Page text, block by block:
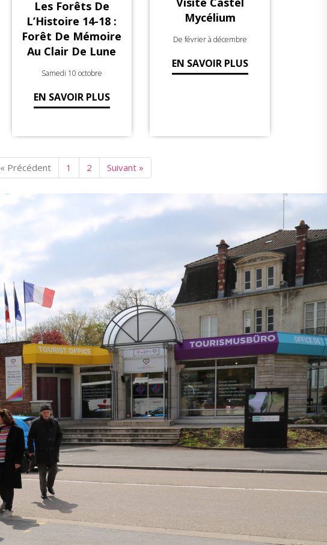
Les Forêts De
L’Histoire 14-18 :
Forêt De Mémoire
Au Clair De Lune
Samedi 10 octobre
EN SAVOIR PLUS
Mycélium
De février à décembre
EN SAVOIR PLUS
« Précédent 1 2 Suivant »